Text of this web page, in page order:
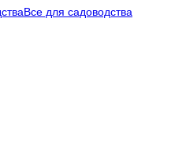
Все для садоводства